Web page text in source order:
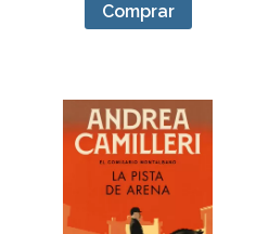
Comprar